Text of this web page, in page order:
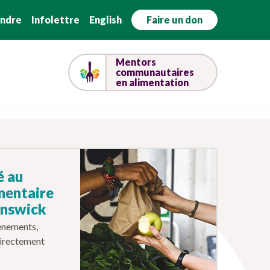
Infolettre English Faire un don
Mentors
communautaires
en alimentation
au